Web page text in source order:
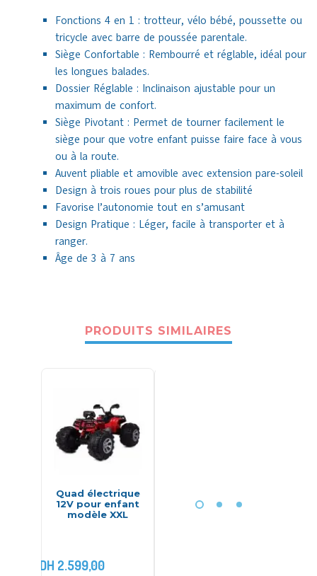
Fonctions 4 en 1 : trotteur, vélo bébé, poussette ou
tricycle avec barre de poussée parentale.
Siège Confortable : Rembourré et réglable, idéal pour
les longues balades.
Dossier Réglable : Inclinaison ajustable pour un
maximum de confort.
Siège Pivotant : Permet de tourner facilement le
siège pour que votre enfant puisse faire face à vous
ou à la route.
Auvent pliable et amovible avec extension pare-soleil
Design à trois roues pour plus de stabilité
Favorise l’autonomie tout en s’amusant
Design Pratique : Léger, facile à transporter et à
ranger.
Âge de 3 à 7 ans
PRODUITS SIMILAIRES
Quad électrique
12V pour enfant
modèle XXL
DH 2.599,00
police et